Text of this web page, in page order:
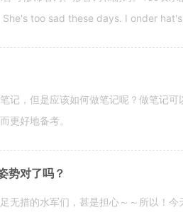
She's too sad these days. I onder
记，但是应该如何做笔记呢？做笔记
更好地备考。
势对了吗？
无措的水军们，甚是担心～～所以！